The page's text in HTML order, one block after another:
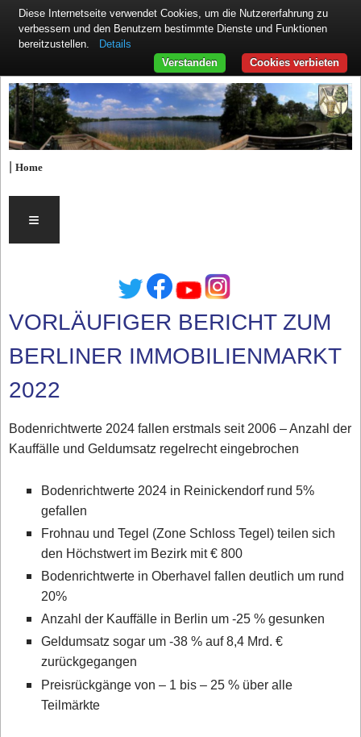
|Home
≡
VORLÄUFIGER BERICHT ZUM
BERLINER IMMOBILIENMARKT
2022
Bodenrichtwerte 2024 fallen erstmals seit 2006 – Anzahl der
Kauffälle und Geldumsatz regelrecht eingebrochen
Bodenrichtwerte 2024 in Reinickendorf rund 5%
gefallen
Frohnau und Tegel (Zone Schloss Tegel) teilen sich
den Höchstwert im Bezirk mit € 800
Bodenrichtwerte in Oberhavel fallen deutlich um rund
20%
Anzahl der Kauffälle in Berlin um -25 % gesunken
Geldumsatz sogar um -38 % auf 8,4 Mrd. €
zurückgegangen
Preisrückgänge von – 1 bis – 25 % über alle
Teilmärkte
Diese Internetseite verwendet Cookies, um die Nutzererfahrung zu
verbessern und den Benutzern bestimmte Dienste und Funktionen
bereitzustellen.
Details
Cookies verbieten
Verstanden